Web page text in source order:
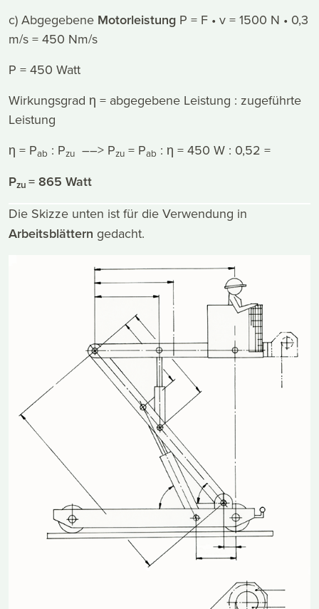
c) Abgegebene Motorleistung P = F • v = 1500 N • 0,3
m/s = 450 Nm/s
P = 450 Watt
Wirkungsgrad η = abgegebene Leistung : zugeführte
Leistung
η = Pab : Pzu ––> Pzu = Pab : η = 450 W : 0,52 =
Pzu = 865 Watt
Die Skizze unten ist für die Verwendung in
Arbeitsblättern gedacht.